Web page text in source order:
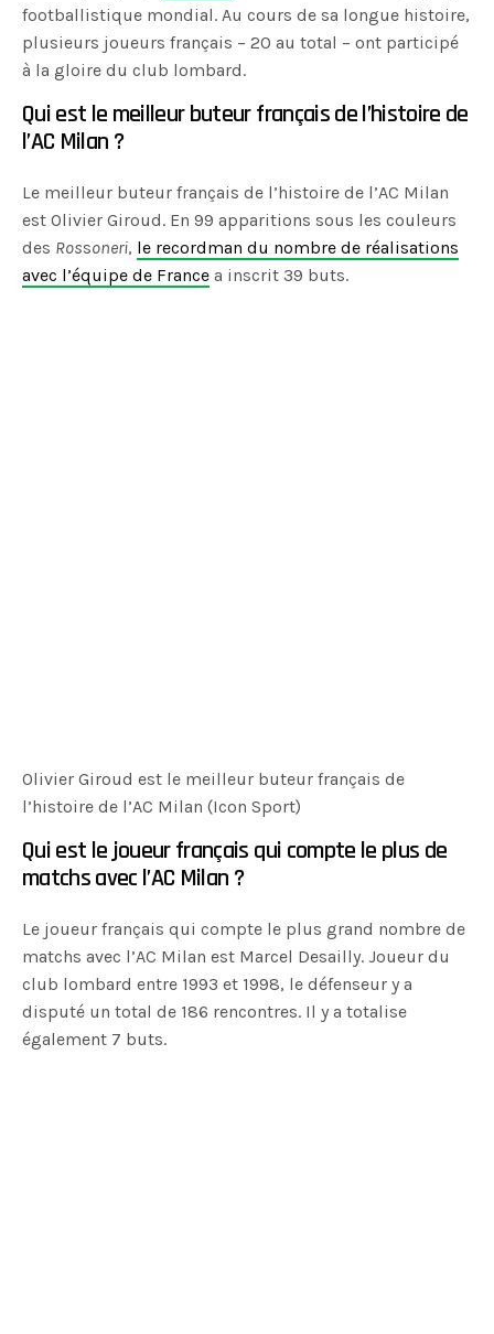
footballistique mondial. Au cours de sa longue histoire,
plusieurs joueurs français – 20 au total – ont participé
à la gloire du club lombard.
Qui est le meilleur buteur français de l’histoire de
l’AC Milan ?
Le meilleur buteur français de l’histoire de l’AC Milan
est Olivier Giroud. En 99 apparitions sous les couleurs
des Rossoneri, le recordman du nombre de réalisations
avec l’équipe de France a inscrit 39 buts.
Olivier Giroud est le meilleur buteur français de
l’histoire de l’AC Milan (Icon Sport)
Qui est le joueur français qui compte le plus de
matchs avec l’AC Milan ?
Le joueur français qui compte le plus grand nombre de
matchs avec l’AC Milan est Marcel Desailly. Joueur du
club lombard entre 1993 et 1998, le défenseur y a
disputé un total de 186 rencontres. Il y a totalise
également 7 buts.